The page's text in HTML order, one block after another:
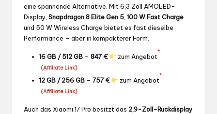
eine spannende Alternative. Mit 6,3 Zoll AMOLED-
Display, Snapdragon 8 Elite Gen 5 100 W Fast Charge
und 50 W Wireless Charge bietet es fast dieselbe
Performance – aber in kompakterer Form.
16 GB / 512 GB – 847 € zum Angebot
*
(Affiliate Link)
12 GB / 256 GB – 757 € zum Angebot
*
(Affiliate Link)
Auch das Xiaomi 17 Pro besitzt das 2,9-Zoll-Rückdisplay